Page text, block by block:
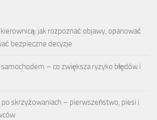
jak rozpoznać objawy, opanować
bezpieczne decyzje
– co zwiększa ryzyko błędów i
po skrzyżowaniach – pierwszeństwo, piesi i